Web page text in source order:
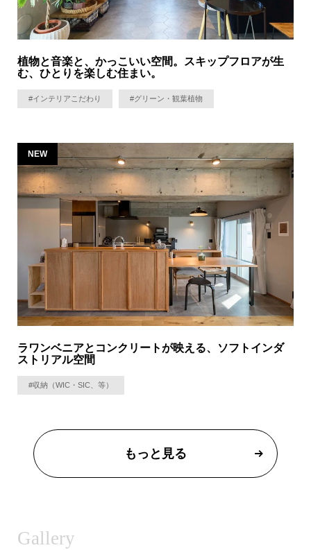
植物と音楽と、かっこいい空間。スキップフロアが生
む、ひとりを楽しむ住まい。
#インテリアこだわり #グリーン・観葉植物
NEW
ラワンベニアとコンクリートが映える、ソフトインダ
ストリアル空間
#収納（WIC・SIC、等）
もっと見る
Gallery